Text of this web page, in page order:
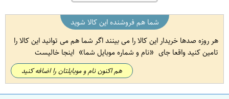
شما هم فروشنده این کالا شوید
هر روزه صدها خریدار این کالا را می بینند اگر شما هم می توانید این کالا را
تامین کنید واقعا جای
نام و شماره موبایل شما اینجا خالیست
هم اکنون نام و موبایلتان را اضافه کنید